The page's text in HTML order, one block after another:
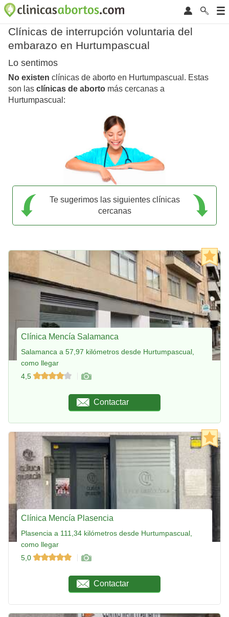
Clínicas de interrupción voluntaria del
embarazo en Hurtumpascual
Lo sentimos
No existen clínicas de aborto en Hurtumpascual. Estas
son las clínicas de aborto más cercanas a
Hurtumpascual:
Te sugerimos las siguientes clínicas
cercanas
Clínica Mencía Salamanca
Salamanca a 57,97 kilómetros desde Hurtumpascual,
como llegar
4,5
Contactar
Clínica Mencía Plasencia
Plasencia a 111,34 kilómetros desde Hurtumpascual,
como llegar
5,0
Contactar